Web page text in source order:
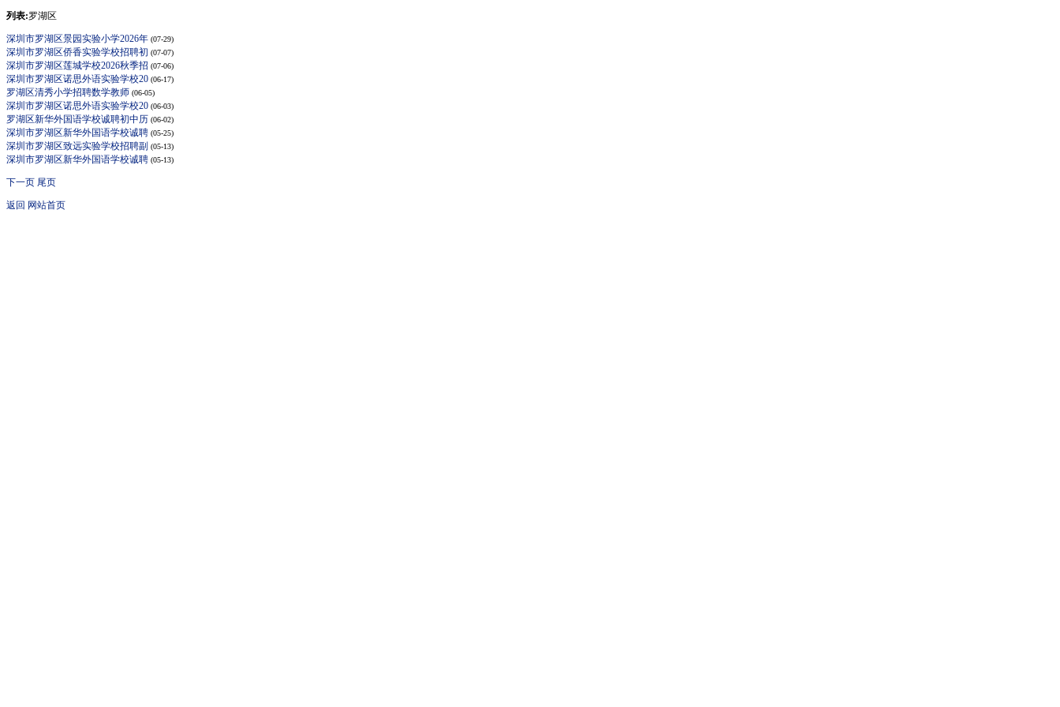
列表:罗湖区
深圳市罗湖区景园实验小学2026年 (07-29)
深圳市罗湖区侨香实验学校招聘初 (07-07)
深圳市罗湖区莲城学校2026秋季招 (07-06)
深圳市罗湖区诺思外语实验学校20 (06-17)
罗湖区清秀小学招聘数学教师 (06-05)
深圳市罗湖区诺思外语实验学校20 (06-03)
罗湖区新华外国语学校诚聘初中历 (06-02)
深圳市罗湖区新华外国语学校诚聘 (05-25)
深圳市罗湖区致远实验学校招聘副 (05-13)
深圳市罗湖区新华外国语学校诚聘 (05-13)
下一页 尾页
返回 网站首页